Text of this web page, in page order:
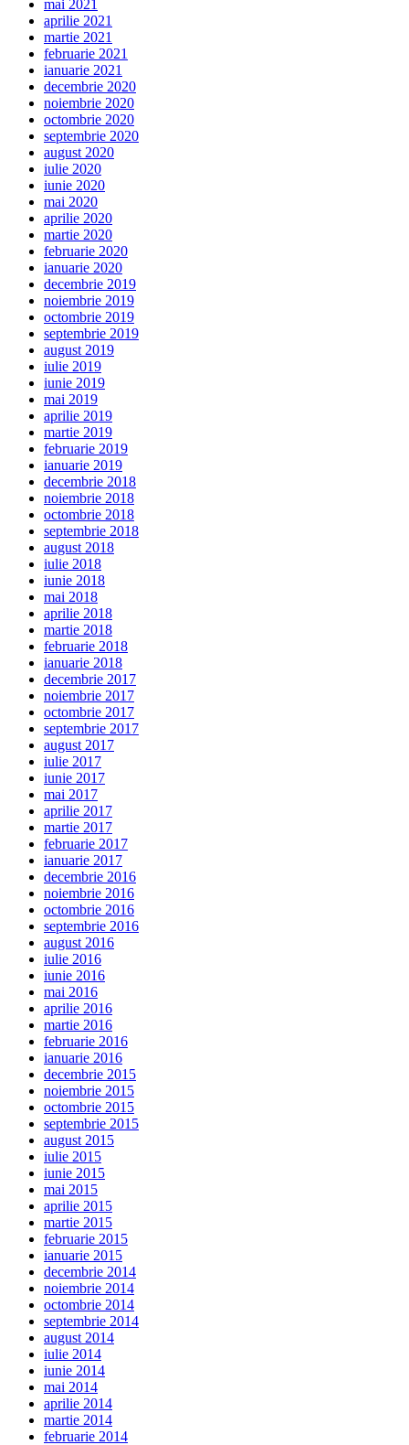
mai 2021
aprilie 2021
martie 2021
februarie 2021
ianuarie 2021
decembrie 2020
noiembrie 2020
octombrie 2020
septembrie 2020
august 2020
iulie 2020
iunie 2020
mai 2020
aprilie 2020
martie 2020
februarie 2020
ianuarie 2020
decembrie 2019
noiembrie 2019
octombrie 2019
septembrie 2019
august 2019
iulie 2019
iunie 2019
mai 2019
aprilie 2019
martie 2019
februarie 2019
ianuarie 2019
decembrie 2018
noiembrie 2018
octombrie 2018
septembrie 2018
august 2018
iulie 2018
iunie 2018
mai 2018
aprilie 2018
martie 2018
februarie 2018
ianuarie 2018
decembrie 2017
noiembrie 2017
octombrie 2017
septembrie 2017
august 2017
iulie 2017
iunie 2017
mai 2017
aprilie 2017
martie 2017
februarie 2017
ianuarie 2017
decembrie 2016
noiembrie 2016
octombrie 2016
septembrie 2016
august 2016
iulie 2016
iunie 2016
mai 2016
aprilie 2016
martie 2016
februarie 2016
ianuarie 2016
decembrie 2015
noiembrie 2015
octombrie 2015
septembrie 2015
august 2015
iulie 2015
iunie 2015
mai 2015
aprilie 2015
martie 2015
februarie 2015
ianuarie 2015
decembrie 2014
noiembrie 2014
octombrie 2014
septembrie 2014
august 2014
iulie 2014
iunie 2014
mai 2014
aprilie 2014
martie 2014
februarie 2014